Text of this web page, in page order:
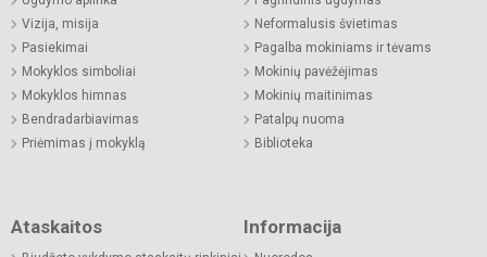
Vizija, misija
Pasiekimai
Mokyklos simboliai
Mokyklos himnas
Bendradarbiavimas
Priėmimas į mokyklą
Neformalusis švietimas
Pagalba mokiniams ir tėvams
Mokinių pavėžėjimas
Mokinių maitinimas
Patalpų nuoma
Biblioteka
Ataskaitos Informacija